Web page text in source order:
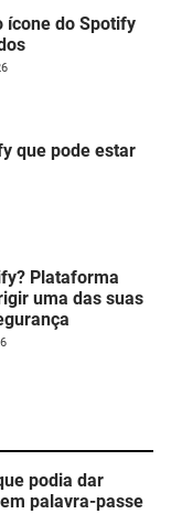
ícone do Spotify
que pode estar
Plataforma
uma das suas
podia dar
palavra-passe